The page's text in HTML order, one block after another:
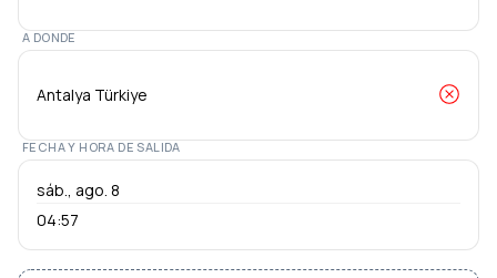
A DONDE
FECHA Y HORA DE SALIDA
04:57